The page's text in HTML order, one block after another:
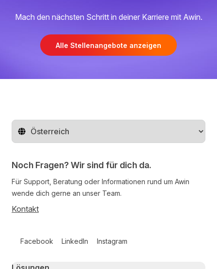
Mach den nächsten Schritt in deiner Karriere mit Awin.
Alle Stellenangebote anzeigen
Region ändern
Noch Fragen? Wir sind für dich da.
Für Support, Beratung oder Informationen rund um Awin
wende dich gerne an unser Team.
Kontakt
Facebook LinkedIn Instagram
Primary footer navigation